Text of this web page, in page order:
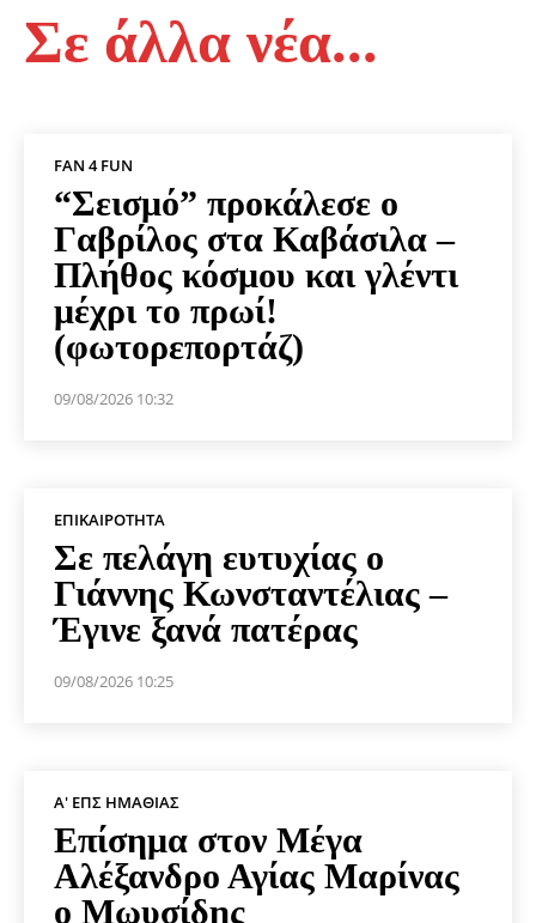
Σε άλλα νέα...
FAN 4 FUN
“Σεισμό” προκάλεσε ο
Γαβρίλος στα Καβάσιλα –
Πλήθος κόσμου και γλέντι
μέχρι το πρωί!
(φωτορεπορτάζ)
09/08/2026 10:32
ΕΠΙΚΑΙΡΌΤΗΤΑ
Σε πελάγη ευτυχίας ο
Γιάννης Κωνσταντέλιας –
Έγινε ξανά πατέρας
09/08/2026 10:25
Α' ΕΠΣ ΗΜΑΘΊΑΣ
Επίσημα στον Μέγα
Αλέξανδρο Αγίας Μαρίνας
ο Μωυσίδης